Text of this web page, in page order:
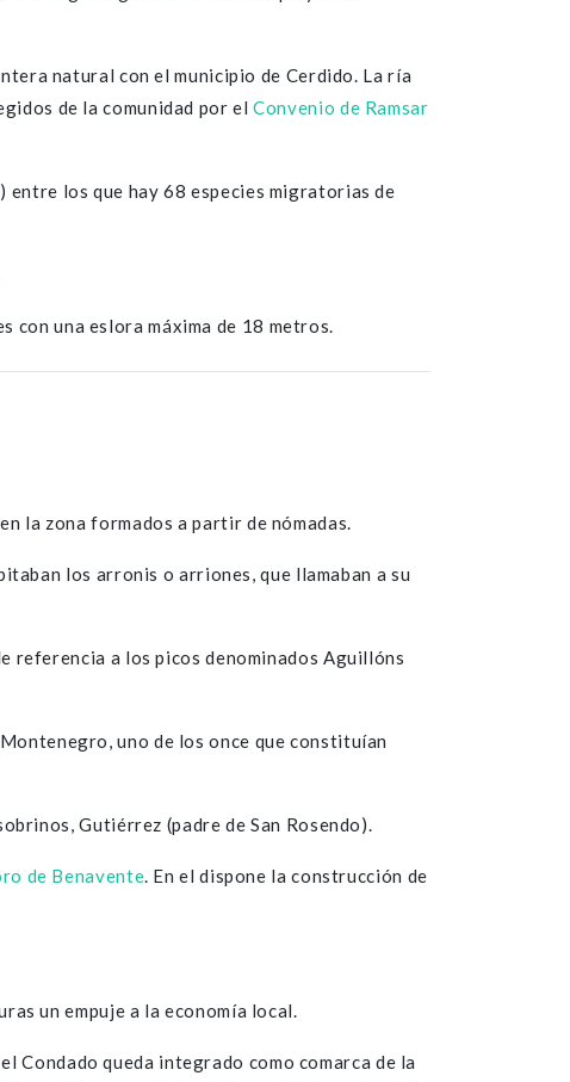
natural con el municipio de Cerdido. La ría
de la comunidad por elConvenio de Ramsar
los que hay 68 especies migratorias de
con una eslora máxima de 18 metros.
la zona formados a partir de nómadas.
los arronis o arriones, que llamaban a su
referencia a los picos denominados Aguillóns
uno de los once que constituían
Gutiérrez (padre de San Rosendo).
de Benavente. En el dispone la construcción de
un empuje a la economía local.
el Condado queda integrado como comarca de la